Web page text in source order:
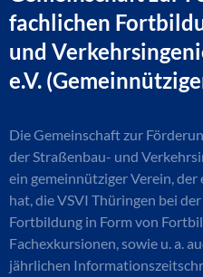
fachlichen
und
e.V.
Die Gemeinschaft zur
der Straßenbau- und
ein gemeinnütziger Verein, der
hat, die VSVI Thüringen bei
Fortbildung in Form von
Fachexkursionen, sowie u. a.
jährlichen